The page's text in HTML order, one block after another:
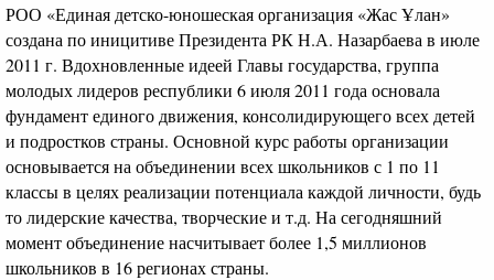
РОО «Единая детско-юношеская организация «Жас Ұлан»
создана по иницитиве Президента РК Н.А. Назарбаева в июле
2011 г. Вдохновленные идеей Главы государства, группа
молодых лидеров республики 6 июля 2011 года основала
фундамент единого движения, консолидирующего всех детей
и подростков страны. Основной курс работы организации
основывается на объединении всех школьников с 1 по 11
классы в целях реализации потенциала каждой личности, будь
то лидерские качества, творческие и т.д. На сегодняшний
момент объединение насчитывает более 1,5 миллионов
школьников в 16 регионах страны.